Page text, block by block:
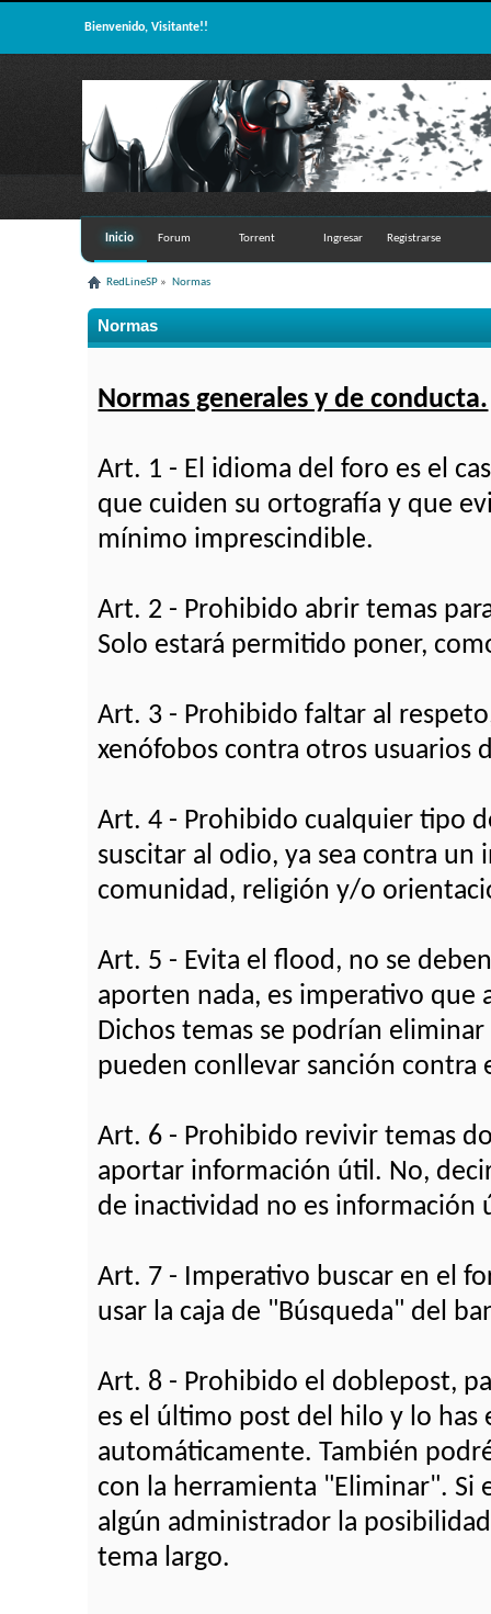
Bienvenido, Visitante!!
Inicio Forum Torrent Ingresar Registrarse
RedLineSP » Normas
Normas
Normas generales y de conducta.
Art. 1 - El idioma del foro es el
que cuiden su ortografía y que
mínimo imprescindible.
Art. 2 - Prohibido abrir temas
Solo estará permitido poner,
Art. 3 - Prohibido faltar al
xenófobos contra otros usuarios
Art. 4 - Prohibido cualquier tipo
suscitar al odio, ya sea contra
comunidad, religión y/o
Art. 5 - Evita el flood, no se
aporten nada, es imperativo que
Dichos temas se podrían
pueden conllevar sanción contra
Art. 6 - Prohibido revivir temas
aportar información útil. No,
de inactividad no es información
Art. 7 - Imperativo buscar en el
usar la caja de "Búsqueda" del
Art. 8 - Prohibido el doblepost,
es el último post del hilo y lo
automáticamente. También
con la herramienta "Eliminar". Si
algún administrador la
tema largo.